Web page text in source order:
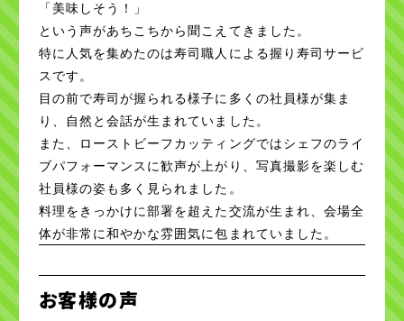
「美味しそう！」
という声があちこちから聞こえてきました。
特に人気を集めたのは寿司職人による握り寿司サービ
スです。
目の前で寿司が握られる様子に多くの社員様が集ま
り、自然と会話が生まれていました。
また、ローストビーフカッティングではシェフのライ
ブパフォーマンスに歓声が上がり、写真撮影を楽しむ
社員様の姿も多く見られました。
料理をきっかけに部署を超えた交流が生まれ、会場全
体が非常に和やかな雰囲気に包まれていました。
お客様の声